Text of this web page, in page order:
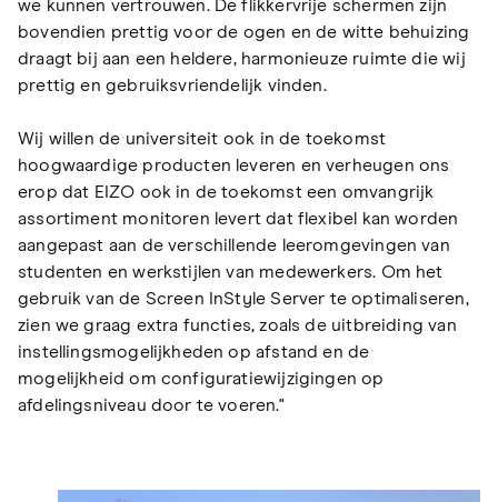
we kunnen vertrouwen. De flikkervrije schermen zijn
bovendien prettig voor de ogen en de witte behuizing
draagt bij aan een heldere, harmonieuze ruimte die wij
prettig en gebruiksvriendelijk vinden.
Wij willen de universiteit ook in de toekomst
hoogwaardige producten leveren en verheugen ons
erop dat EIZO ook in de toekomst een omvangrijk
assortiment monitoren levert dat flexibel kan worden
aangepast aan de verschillende leeromgevingen van
studenten en werkstijlen van medewerkers. Om het
gebruik van de Screen InStyle Server te optimaliseren,
zien we graag extra functies, zoals de uitbreiding van
instellingsmogelijkheden op afstand en de
mogelijkheid om configuratiewijzigingen op
afdelingsniveau door te voeren."